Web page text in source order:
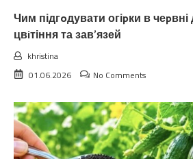
Чим підгoдувати огіpки в
цвiтіння та зав’язей
khristina
01.06.2026
No Comments